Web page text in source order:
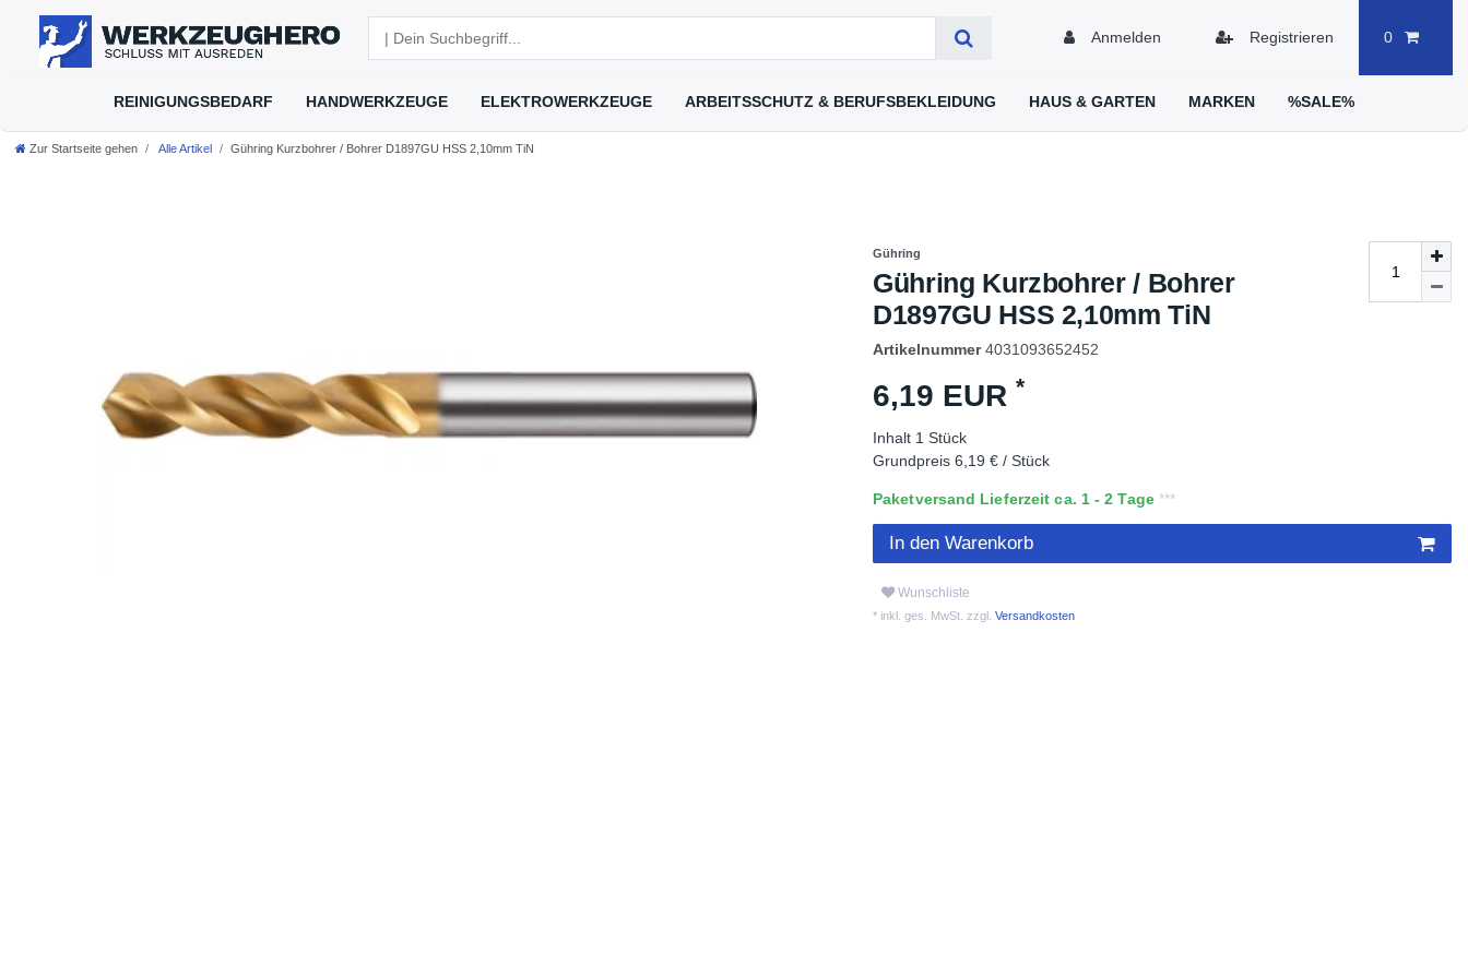
Anmelden Registrieren 0
REINIGUNGSBEDARF HANDWERKZEUGE ELEKTROWERKZEUGE ARBEITSSCHUTZ & BERUFSBEKLEIDUNG HAUS & GARTEN MARKEN %SALE%
Zur Startseite gehen Alle Artikel Gühring Kurzbohrer / Bohrer D1897GU HSS 2,10mm TiN
Gühring
Gühring Kurzbohrer / Bohrer
D1897GU HSS 2,10mm TiN
Artikelnummer4031093652452
6,19 EUR *
Inhalt 1 Stück
Grundpreis 6,19 € / Stück
Paketversand Lieferzeit ca. 1 - 2 Tage
In den Warenkorb
Wunschliste
* inkl. ges. MwSt. zzgl. Versandkosten